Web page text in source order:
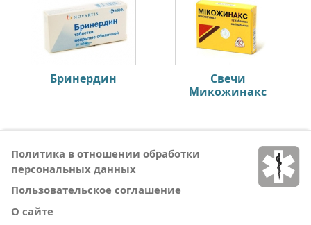
Бринердин
Свечи
Микожинакс
Политика в отношении обработки
персональных данных
Пользовательское соглашение
О сайте